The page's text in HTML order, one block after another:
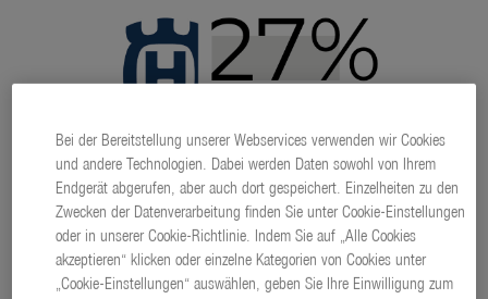
Bei der Bereitstellung unserer Webservices verwenden wir Cookies
und andere Technologien. Dabei werden Daten sowohl von Ihrem
Endgerät abgerufen, aber auch dort gespeichert. Einzelheiten zu den
Zwecken der Datenverarbeitung finden Sie unter Cookie-Einstellungen
oder in unserer Cookie-Richtlinie. Indem Sie auf „Alle Cookies
akzeptieren“ klicken oder einzelne Kategorien von Cookies unter
„Cookie-Einstellungen“ auswählen, geben Sie Ihre Einwilligung zum